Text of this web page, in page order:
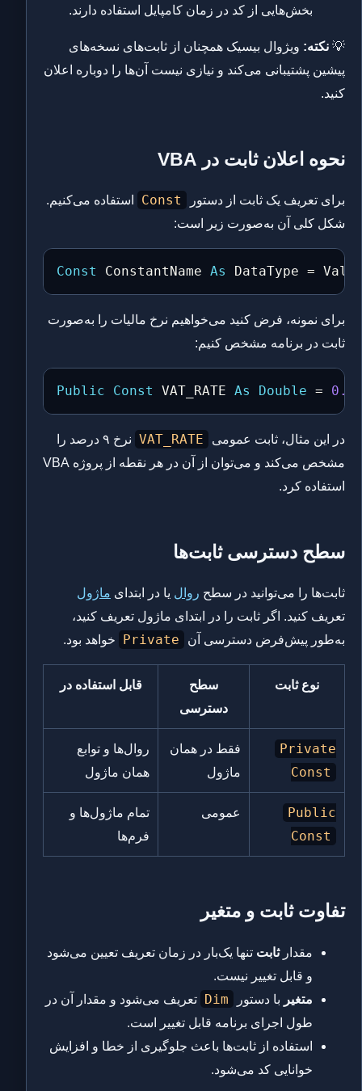
بخش‌هایی از کد در زمان کامپایل استفاده دارند.
💡 نکته: ویژوال بیسیک همچنان از ثابت‌های نسخه‌های
پیشین پشتیبانی می‌کند و نیازی نیست آن‌ها را دوباره اعلان
کنید.
نحوه اعلان ثابت در VBA
برای تعریف یک ثابت از دستور Const
استفاده می‌کنیم.
شکل کلی آن به‌صورت زیر است:
Const ConstantName As DataType =
برای نمونه، فرض کنید می‌خواهیم نرخ مالیات را به‌صورت
ثابت در برنامه مشخص کنیم:
Public Const VAT_RATE As Double =
در این مثال، ثابت عمومی VAT_RATE
نرخ ۹ درصد را
مشخص می‌کند و می‌توان از آن در هر نقطه از پروژه VBA
استفاده کرد.
سطح دسترسی ثابت‌ها
ثابت‌ها را می‌توانید در سطح روال یا در ابتدای ماژول
تعریف کنید. اگر ثابت را در ابتدای ماژول تعریف کنید،
به‌طور پیش‌فرض دسترسی آن
Private خواهد بود.
نوع ثابت
سطح
دسترسی
قابل استفاده در
Private
Const
فقط در همان
ماژول
روال‌ها و توابع
همان ماژول
Public
Const
عمومی
تمام ماژول‌ها و
فرم‌ها
تفاوت ثابت و متغیر
مقدارثابت تنها یک‌بار در زمان تعریف تعیین می‌شود
و قابل تغییر نیست.
متغیر با دستور Dim تعریف می‌شود و مقدار آن در
طول اجرای برنامه قابل تغییر است.
استفاده از ثابت‌ها باعث جلوگیری از خطا و افزایش
خوانایی کد می‌شود.